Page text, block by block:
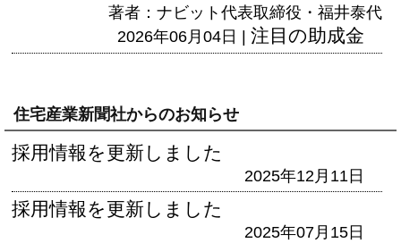
著者：ナビット代表取締役・福井泰代
2026年06月04日 | 注目の助成金
住宅産業新聞社からのお知らせ
採用情報を更新しました
2025年12月11日
採用情報を更新しました
2025年07月15日